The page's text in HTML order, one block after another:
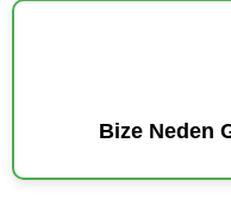
Bize Neden